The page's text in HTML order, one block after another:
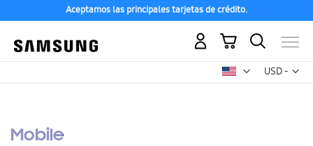
Aceptamos las principales tarjetas de crédito.
USD -
dólar
Mi carrito
Mobile